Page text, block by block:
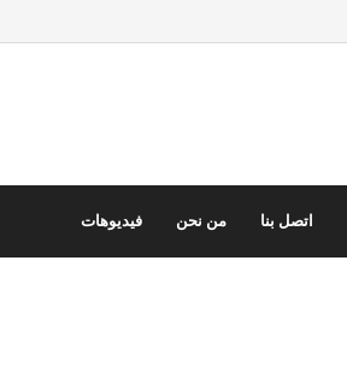
اتصل بنا من نحن فيديوهات